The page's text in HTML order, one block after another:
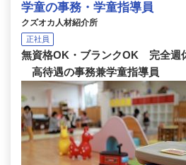
学童の事務・学童指導員
クズオカ人材紹介所
正社員
無資格OK・ブランクOK 完全週
高待遇の事務兼学童指導員